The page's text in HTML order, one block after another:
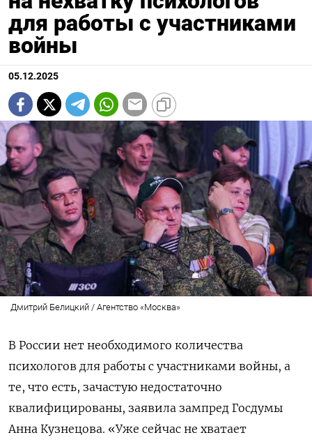
для работы с участниками
войны
05.12.2025
Дмитрий Белицкий / Агентство «Москва»
В России нет необходимого количества
психологов для работы с участниками войны, а
те, что есть, зачастую недостаточно
квалифицированы, заявила зампред Госдумы
Анна Кузнецова. «Уже сейчас не хватает